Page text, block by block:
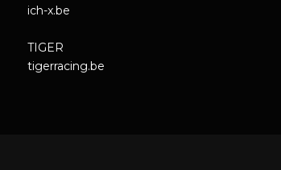
ich-x.be
TIGER
tigerracing.be